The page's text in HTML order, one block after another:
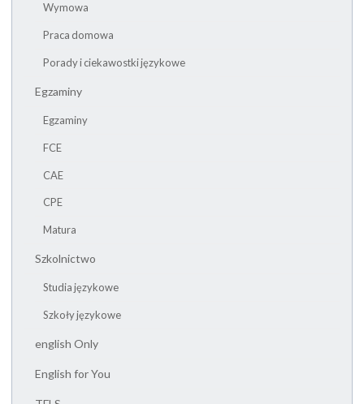
Wymowa
Praca domowa
Porady i ciekawostki językowe
Egzaminy
Egzaminy
FCE
CAE
CPE
Matura
Szkolnictwo
Studia językowe
Szkoły językowe
english Only
English for You